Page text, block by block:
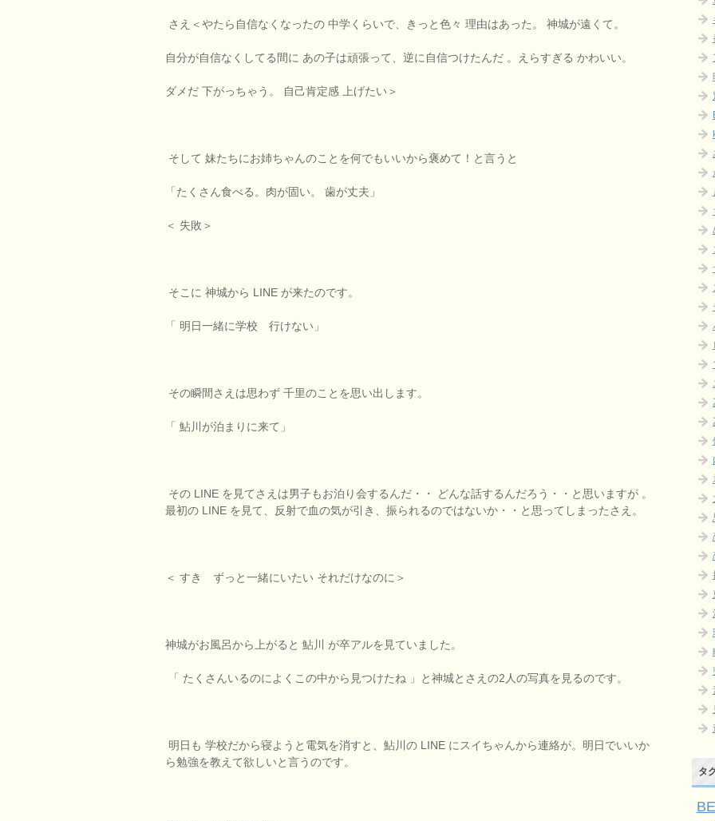
さえ＜やたら自信なくなったの 中学くらいで、きっと色々 理由はあった。 神城が遠くて。
自分が自信なくしてる間に あの子は頑張って、逆に自信つけたんだ 。えらすぎる かわいい。
ダメだ 下がっちゃう。 自己肯定感 上げたい＞
そして 妹たちにお姉ちゃんのことを何でもいいから褒めて！と言うと
「たくさん食べる。肉が固い。 歯が丈夫」
＜ 失敗＞
そこに 神城から LINE が来たのです。
「 明日一緒に学校 行けない」
その瞬間さえは思わず 千里のことを思い出します。
「 鮎川が泊まりに来て」
その LINE を見てさえは男子もお泊り会するんだ・・ どんな話するんだろう・・と思いますが 。
最初の LINE を見て、反射で血の気が引き、振られるのではないか・・と思ってしまったさえ。
＜ すき ずっと一緒にいたい それだけなのに＞
神城がお風呂から上がると 鮎川 が卒アルを見ていました。
「 たくさんいるのによくこの中から見つけたね 」と神城とさえの2人の写真を見るのです。
明日も 学校だから寝ようと電気を消すと、鮎川の LINE にスイちゃんから連絡が。明日でいいか
ら勉強を教えて欲しいと言うのです。
タ